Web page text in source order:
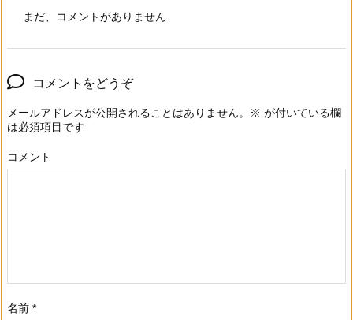
まだ、コメントがありません
コメントをどうぞ
メールアドレスが公開されることはありません。 ※ が付いている欄
は必須項目です
コメント
名前 *